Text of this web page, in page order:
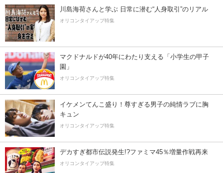
川島海荷さんと学ぶ 日常に潜む“人身取引”のリアル
オリコンタイアップ特集
マクドナルドが40年にわたり支える「小学生の甲子
園」
オリコンタイアップ特集
イケメンてんこ盛り！尊すぎる男子の純情ラブに胸
キュン
オリコンタイアップ特集
デカすぎ都市伝説発生!?ファミマ45％増量作戦再来
オリコンタイアップ特集